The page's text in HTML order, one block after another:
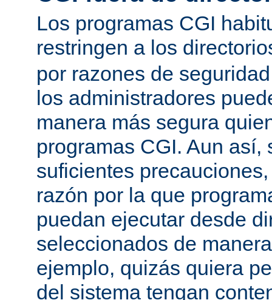
Los programas CGI
restringen a los
por razones de
los administradores
manera más segura
programas CGI. Aun así,
suficientes
razón por la que
puedan ejecutar desde
seleccionados de
ejemplo, quizás quiera
del sistema tengan